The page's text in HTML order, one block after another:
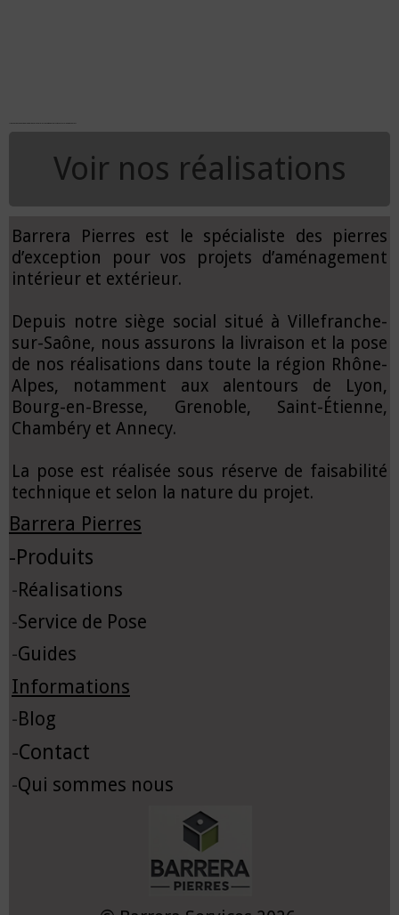
Voir nos réalisations
Barrera Pierres est le spécialiste des pierres
d’exception pour vos projets d’aménagement
intérieur et extérieur.
Depuis notre siège social situé à Villefranche-
sur-Saône, nous assurons la livraison et la pose
de nos réalisations dans toute la région Rhône-
Alpes, notamment aux alentours de Lyon,
Bourg-en-Bresse, Grenoble, Saint-Étienne,
Chambéry et Annecy.
La pose est réalisée sous réserve de faisabilité
technique et selon la nature du projet.
Barrera Pierres
-Produits
- Réalisations
-Service de Pose
-Guides
Informations
- Blog
-Contact
-Qui sommes nous